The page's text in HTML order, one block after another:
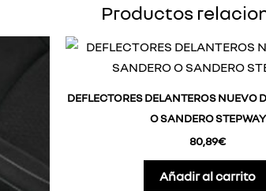
Productos
DEFLECTORES DELANTEROS NUEVO
O SANDERO STEPWAY
80,89€
Añadir al carrito